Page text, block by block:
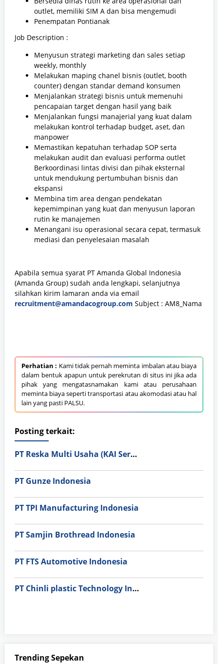
outlet, memiliki SIM A dan bisa mengemudi
Penempatan Pontianak
Job Description :
Menyusun strategi marketing dan sales setiap
weekly, monthly
Melakukan maping chanel bisnis (outlet, booth
counter) dengan standar demand konsumen
Menjalankan strategi bisnis untuk memenuhi
pencapaian target dengan hasil yang baik
Menjalankan fungsi manajerial yang kuat dalam
melakukan kontrol terhadap budget, aset, dan
manpower
Memastikan kepatuhan terhadap SOP serta
melakukan audit dan evaluasi performa outlet
Berkoordinasi lintas divisi dan pihak eksternal
untuk mendukung pertumbuhan bisnis dan
ekspansi
Membina tim area dengan pendekatan
kepemimpinan yang kuat dan menyusun laporan
rutin ke manajemen
Menangani isu operasional secara cepat, termasuk
mediasi dan penyelesaian masalah
Apabila semua syarat PT Amanda Global Indonesia
(Amanda Group) sudah anda lengkapi, selanjutnya
silahkan kirim lamaran anda via email
recruitment@amandacogroup.com Subject : AM8_Nama
Perhatian : Kami tidak pernah meminta imbalan atau biaya
dalam bentuk apapun untuk perekrutan di situs ini jika ada
pihak yang mengatasnamakan kami atau perusahaan
meminta biaya seperti transportasi atau akomodasi atau hal
lain yang pasti PALSU.
Posting terkait:
PT Reska Multi Usaha (KAI Services)
PT Gunze Indonesia
PT TPI Manufacturing Indonesia
PT Samjin Brothread Indonesia
PT FTS Automotive Indonesia
PT Chinli plastic Technology Indonesia
Trending Sepekan